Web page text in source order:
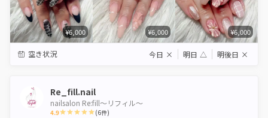
¥6,000 ¥6,000 ¥6,000
空き状況 今日 × 明日 △ 明後日 ×
Re_fill.nail
nailsalon Re:fill〜リフィル〜
4.9 (6件)